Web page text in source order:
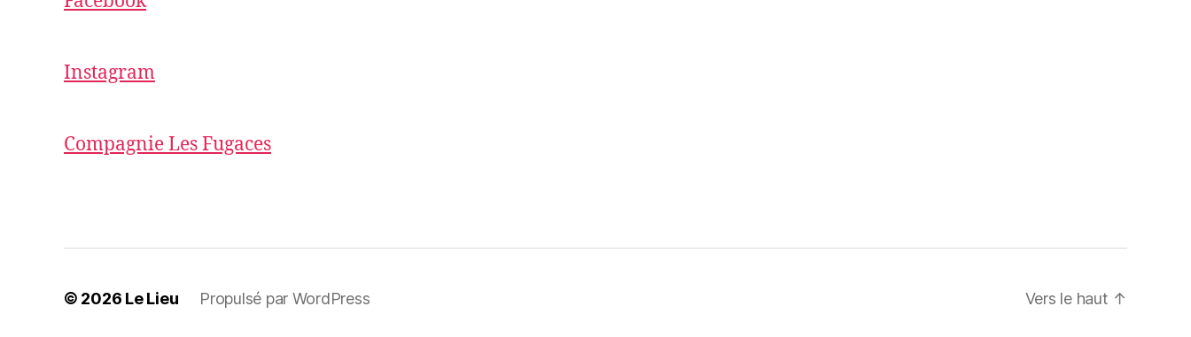
Instagram
Compagnie Les Fugaces
© 2026 Le Lieu Propulsé par WordPress Vers le haut ↑